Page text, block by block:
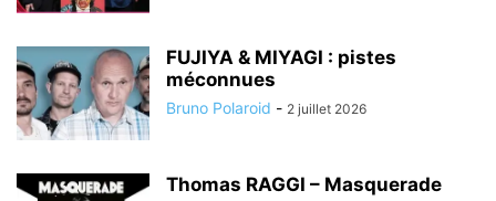
FUJIYA & MIYAGI : pistes
méconnues
Bruno Polaroid - 2 juillet 2026
Thomas RAGGI – Masquerade